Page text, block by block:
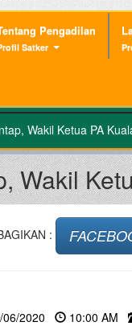
Pengadilan
Satker
Wakil Ketua PA
Wakil
:
06/2020 10:00 AM